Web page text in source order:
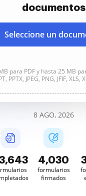
documentos
Seleccione un
para PDF y hasta 25 MB
PPTX, JPEG, PNG, JFIF, XLS,
8 AGO, 2026
4,030
formularios
firmados